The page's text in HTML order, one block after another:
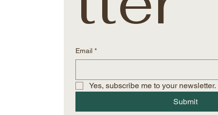
Email *
Yes, subscribe me to your newsletter.
Submit